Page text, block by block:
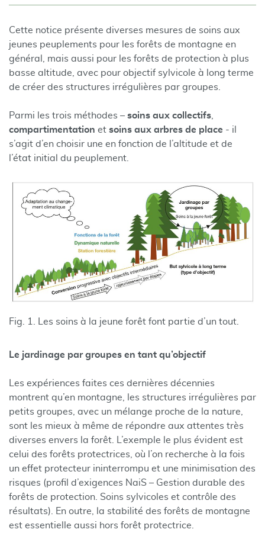
Cette notice présente diverses mesures de soins aux
jeunes peuplements pour les forêts de montagne en
général, mais aussi pour les forêts de protection à plus
basse altitude, avec pour objectif sylvicole à long terme
de créer des structures irrégulières par groupes.
Parmi les trois méthodes – soins aux collectifs
compartimentation et soins aux arbres de place - il
s’agit d’en choisir une en fonction de l’altitude et de
l’état initial du peuplement.
Fig. 1. Les soins à la jeune forêt font partie d’un tout.
Le jardinage par groupes en tant qu’objectif
Les expériences faites ces dernières décennies
montrent qu’en montagne, les structures irrégulières par
petits groupes, avec un mélange proche de la nature,
sont les mieux à même de répondre aux attentes très
diverses envers la forêt. L’exemple le plus évident est
celui des forêts protectrices, où l’on recherche à la fois
un effet protecteur ininterrompu et une minimisation des
risques (profil d’exigences NaiS – Gestion durable des
forêts de protection. Soins sylvicoles et contrôle des
résultats). En outre, la stabilité des forêts de montagne
est essentielle aussi hors forêt protectrice.